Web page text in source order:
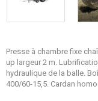
Presse à chambre fixe
up largeur 2 m.
hydraulique de la balle.
400/60-15,5. Cardan